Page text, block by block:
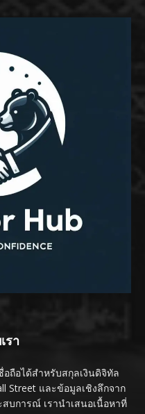
รา
ถือได้สำหรับสกุลเงินดิจิทัล
Street และข้อมูลเชิงลึกจาก
บการณ์ เรานำเสนอเนื้อหาที่